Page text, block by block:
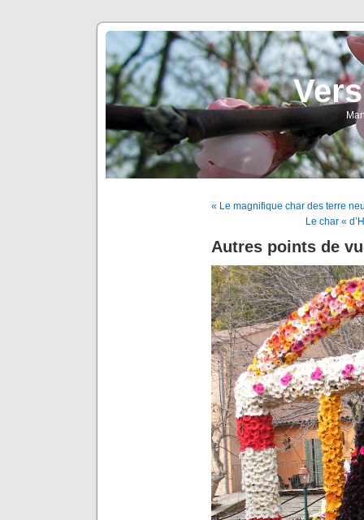
« Le magnifique char des terre
Le char «
Autres points de